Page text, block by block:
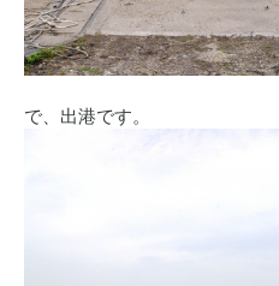
で、出港です。